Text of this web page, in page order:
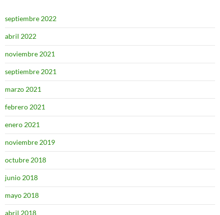
septiembre 2022
abril 2022
noviembre 2021
septiembre 2021
marzo 2021
febrero 2021
enero 2021
noviembre 2019
octubre 2018
junio 2018
mayo 2018
abril 2018